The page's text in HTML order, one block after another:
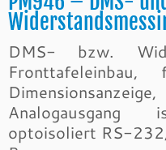
DMS- bzw.
Analogausgang
optoisoliert RS-